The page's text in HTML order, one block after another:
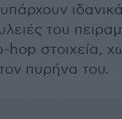
του
hop στοιχεία,
πυρήνα του.